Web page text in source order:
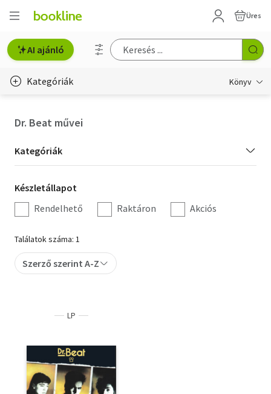
Üres
AI ajánló
Kategóriák Könyv
Hobbi, szabadidő
Irodalom
Művészet
Szakkönyv
Tankönyv, segédkönyv
Társadalomtudomány
Természettudomány
Dr. Beat művei
Kategória
szűrés
Kategóriák
Készletállapot
szűrés
Készletállapot
Rendelhető
Raktáron Akciós
Találatok száma: 1
Szerző szerint A-Z
LP